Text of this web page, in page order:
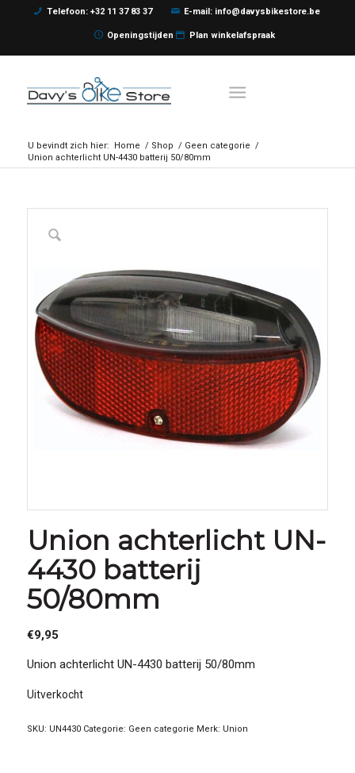
Telefoon: +32 11 37 83 37 E-mail: info@davysbikestore.be
Openingstijden Plan winkelafspraak
U bevindt zich hier: Home / Shop / Geen categorie /
Union achterlicht UN-4430 batterij 50/80mm
Union achterlicht UN-
4430 batterij
50/80mm
€9,95
Union achterlicht UN-4430 batterij 50/80mm
Uitverkocht
SKU: UN4430 Categorie: Geen categorie Merk: Union